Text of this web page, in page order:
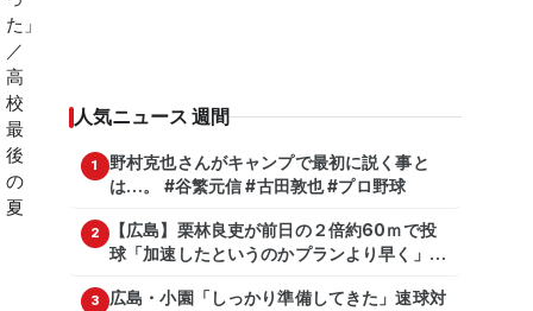
人気ニュース 週間
1
野村克也さんがキャンプで最初に説く事と
は…。 #谷繁元信 #古田敦也 #プロ野球
2
【広島】栗林良吏が前日の２倍約60ｍで投
球「加速したというのかプランより早く」自
3
広島・小園「しっかり準備してきた」速球対